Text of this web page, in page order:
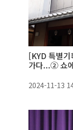
[KYD 특별
가다...② 쇼
2024-11-13